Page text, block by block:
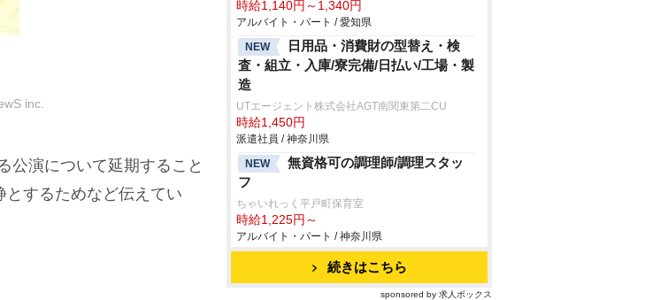
inc.
公演について延期すること
とするためなど伝えてい
時給1,140円～1,340円
アルバイト・パート / 愛知県
NEW
日用品・消費財の型替え・検
査・組立・入庫/寮完備/日払い/工場・製
造
UTエージェント株式会社AGT南関東第二CU
時給1,450円
派遣社員 / 神奈川県
NEW
無資格可の調理師/調理スタッ
フ
ちゃいれっく平戸町保育室
時給1,225円～
アルバイト・パート / 神奈川県
続きはこちら
sponsored by 求人ボックス